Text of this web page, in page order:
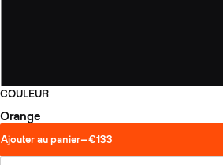
COULEUR
Orange
Ajouter au panier—€133